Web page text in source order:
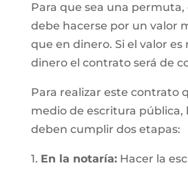
Para que sea una
debe hacerse por un valor
que en dinero. Si el valor es
dinero el contrato será de
Para realizar este contrato
medio de escritura pública,
deben cumplir dos etapas:
1. En la notaría:Hacer la